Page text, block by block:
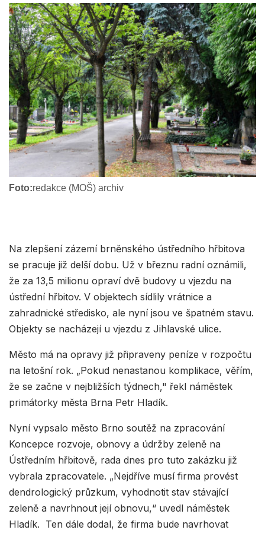
Foto:redakce (MOŠ) archiv
Na zlepšení zázemí brněnského ústředního hřbitova
se pracuje již delší dobu. Už v březnu radní oznámili,
že za 13,5 milionu opraví dvě budovy u vjezdu na
ústřední hřbitov. V objektech sídlily vrátnice a
zahradnické středisko, ale nyní jsou ve špatném stavu.
Objekty se nacházejí u vjezdu z Jihlavské ulice.
Město má na opravy již připraveny peníze v rozpočtu
na letošní rok. „Pokud nenastanou komplikace, věřím,
že se začne v nejbližších týdnech," řekl náměstek
primátorky města Brna Petr Hladík.
Nyní vypsalo město Brno soutěž na zpracování
Koncepce rozvoje, obnovy a údržby zeleně na
Ústředním hřbitově, rada dnes pro tuto zakázku již
vybrala zpracovatele. „Nejdříve musí firma provést
dendrologický průzkum, vyhodnotit stav stávající
zeleně a navrhnout její obnovu,“ uvedl náměstek
Hladík. Ten dále dodal, že firma bude navrhovat